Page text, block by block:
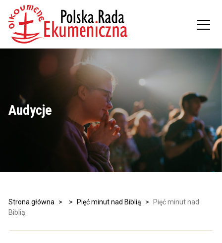
Audycje
Strona główna > > Pięć minut nad Biblią >
Pięć minut nad
Biblią